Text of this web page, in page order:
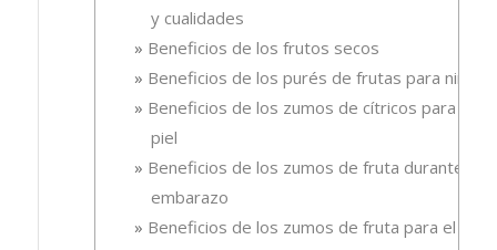
y cualidades
Beneficios de los frutos secos
Beneficios de los purés de frutas para niños
Beneficios de los zumos de cítricos para la
piel
Beneficios de los zumos de fruta durante el
embarazo
Beneficios de los zumos de fruta para el